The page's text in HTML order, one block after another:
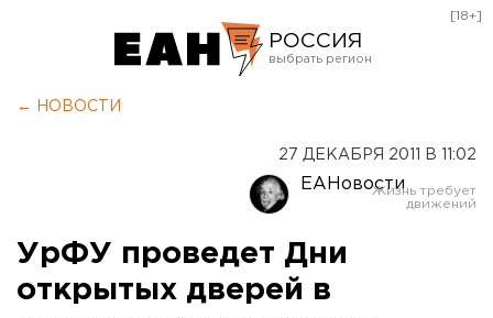
РОССИЯ
Оренбург
[18+]
← НОВОСТИ
27 ДЕКАБРЯ 2011 В 11:02
ЕАНовости
УрФУ проведет Дни
открытых дверей в